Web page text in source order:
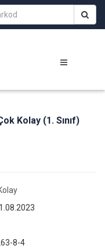
Kolay (1. Sınıf)
8-4